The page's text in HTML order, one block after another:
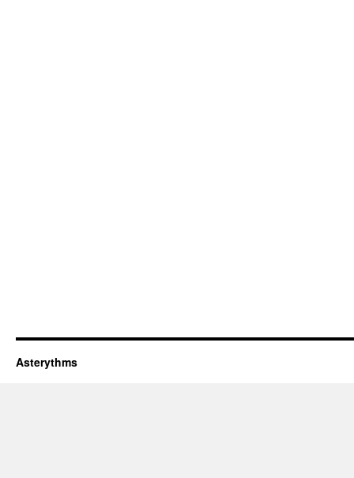
Asterythms